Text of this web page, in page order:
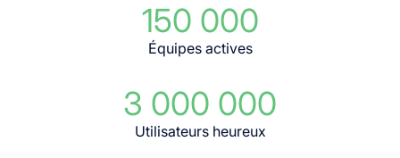
150 000
Équipes actives
3 000 000
Utilisateurs heureux